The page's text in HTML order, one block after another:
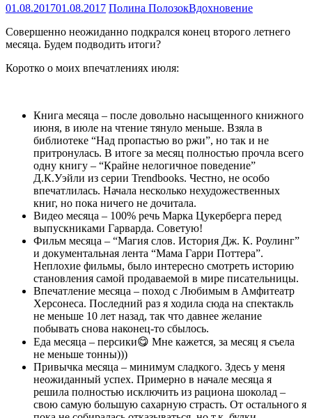
01.08.201701.08.2017 Полина ПолозокВдохновение
Совершенно неожиданно подкрался конец второго летнего
месяца. Будем подводить итоги?
Коротко о моих впечатлениях июля:
Книга месяца – после довольно насыщенного книжного
июня, в июле на чтение тянуло меньше. Взяла в
библиотеке “Над пропастью во ржи”, но так и не
притронулась. В итоге за месяц полностью прочла всего
одну книгу – “Крайне нелогичное поведение”
Д.К.Уэйли из серии Trendbooks. Честно, не особо
впечатлилась. Начала несколько нехудожественных
книг, но пока ничего не дочитала.
Видео месяца – 100% речь Марка Цукерберга перед
выпускниками Гарварда. Советую!
Фильм месяца – “Магия слов. История Дж. К. Роулинг”
и документальная лента “Мама Гарри Поттера”.
Неплохие фильмы, было интересно смотреть историю
становления самой продаваемой в мире писательницы.
Впечатление месяца – поход с Любимым в Амфитеатр
Херсонеса. Последний раз я ходила сюда на спектакль
не меньше 10 лет назад, так что давнее желание
побывать снова наконец-то сбылось.
Еда месяца – персики😋 Мне кажется, за месяц я съела
не меньше тонны)))
Привычка месяца – минимум сладкого. Здесь у меня
неожиданный успех. Примерно в начале месяца я
решила полностью исключить из рациона шоколад –
свою самую большую сахарную страсть. От остального я